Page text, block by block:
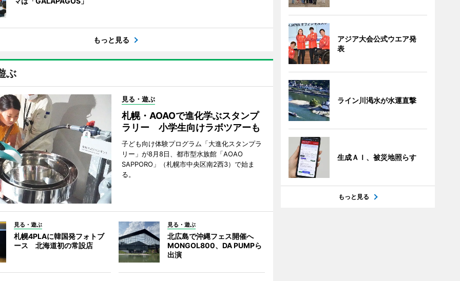
もっと見る
ぶ
見る・遊ぶ
札幌・AOAOで進化学ぶスタンプ
ラリー 小学生向けラボツアーも
子ども向け体験プログラム「大進化スタンプラ
リー」が8月8日、都市型水族館「AOAO
SAPPORO」（札幌市中央区南2西3）で始ま
る。
見る・遊ぶ
札幌4PLAに韓国発フォトブ
ース 北海道初の常設店
見る・遊ぶ
北広島で沖縄フェス開催へ
MONGOL800、DA PUMPら
出演
アジア大会公式ウエア発
表
ライン川渇水が水運直撃
生成ＡＩ、被災地照らす
もっと見る